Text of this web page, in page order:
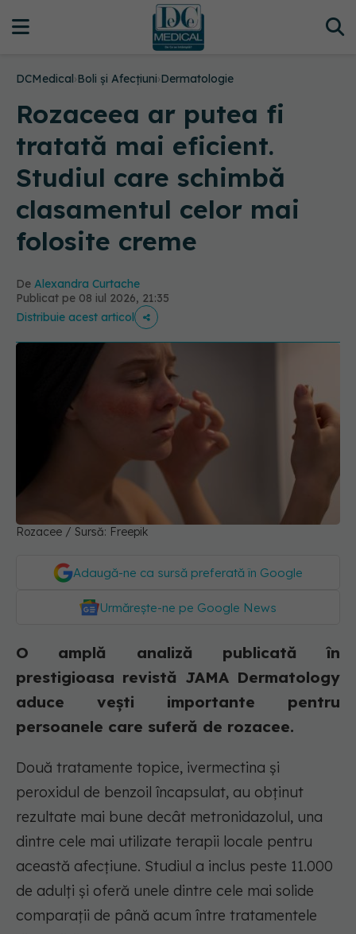
DCMedical›Boli și Afecțiuni›Dermatologie
Rozaceea ar putea fi
tratată mai eficient.
Studiul care schimbă
clasamentul celor mai
folosite creme
De Alexandra Curtache
Publicat pe 08 iul 2026, 21:35
Distribuie acest articol
Rozacee / Sursă: Freepik
Adaugă-ne ca sursă preferată în Google
Urmărește-ne pe Google News
O amplă analiză publicată în
prestigioasa revistă JAMA Dermatology
aduce vești importante pentru
persoanele care suferă de rozacee.
Două tratamente topice, ivermectina și
peroxidul de benzoil încapsulat, au obținut
rezultate mai bune decât metronidazolul, una
dintre cele mai utilizate terapii locale pentru
această afecțiune. Studiul a inclus peste 11.000
de adulți și oferă unele dintre cele mai solide
comparații de până acum între tratamentele